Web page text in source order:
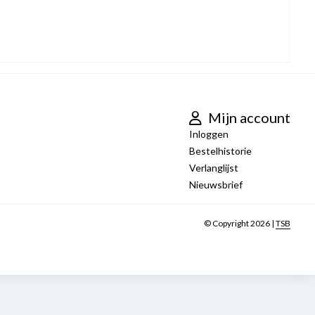
Mijn account
Inloggen
Bestelhistorie
Verlanglijst
Nieuwsbrief
© Copyright 2026 | TSB